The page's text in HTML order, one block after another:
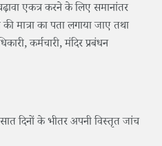
एकत्र करने के लिए समानांतर
मात्रा का पता लगाया जाए तथा
कर्मचारी, मंदिर प्रबंधन
दिनों के भीतर अपनी विस्तृत जांच